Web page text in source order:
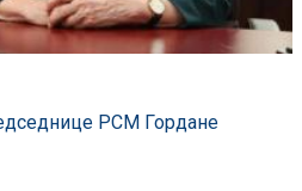
РСМ Гордане